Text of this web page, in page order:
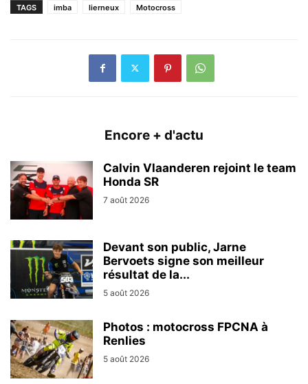
TAGS imba lierneux Motocross
Encore + d'actu
Calvin Vlaanderen rejoint le team
Honda SR
7 août 2026
Devant son public, Jarne
Bervoets signe son meilleur
résultat de la...
5 août 2026
Photos : motocross FPCNA à
Renlies
5 août 2026